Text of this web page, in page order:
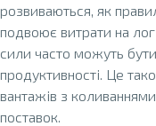
розвиваються, як
подвоює витрати на
сили часто можуть
продуктивності. Це
вантажів з
поставок.